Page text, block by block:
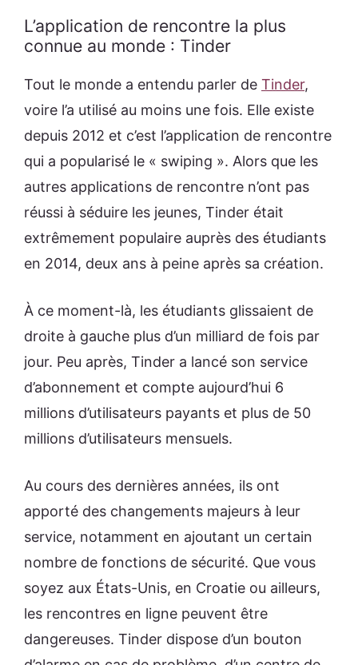
L’application de rencontre la plus
connue au monde : Tinder
Tout le monde a entendu parler de Tinder,
voire l’a utilisé au moins une fois. Elle existe
depuis 2012 et c’est l’application de rencontre
qui a popularisé le « swiping ». Alors que les
autres applications de rencontre n’ont pas
réussi à séduire les jeunes, Tinder était
extrêmement populaire auprès des étudiants
en 2014, deux ans à peine après sa création.
À ce moment-là, les étudiants glissaient de
droite à gauche plus d’un milliard de fois par
jour. Peu après, Tinder a lancé son service
d’abonnement et compte aujourd’hui 6
millions d’utilisateurs payants et plus de 50
millions d’utilisateurs mensuels.
Au cours des dernières années, ils ont
apporté des changements majeurs à leur
service, notamment en ajoutant un certain
nombre de fonctions de sécurité. Que vous
soyez aux États-Unis, en Croatie ou ailleurs,
les rencontres en ligne peuvent être
dangereuses. Tinder dispose d’un bouton